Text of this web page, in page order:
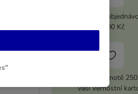
5% sleva při
2 100 Kč
Kupón v hodnotě
vaší Věrnostní